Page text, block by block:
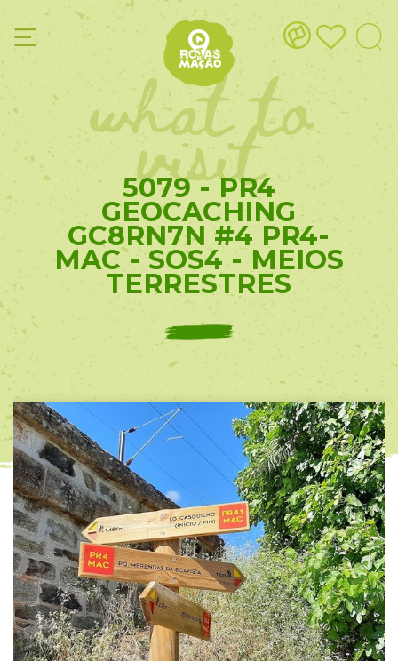
what to
visit
5079 - PR4
GEOCACHING
GC8RN7N #4 PR4-
MAC - SOS4 - MEIOS
TERRESTRES